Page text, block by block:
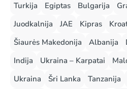
Turkija Egiptas Bulgarija
Juodkalnija
JAE Kipras
Šiaurės Makedonija
Albanija
Indija
Ukraina – Karpatai
Ukraina
Šri Lanka Tanzanija